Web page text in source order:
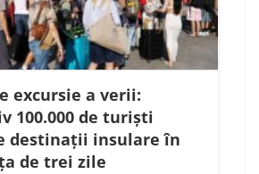
excursie a verii:
100.000 de turiști
destinații insulare în
de trei zile